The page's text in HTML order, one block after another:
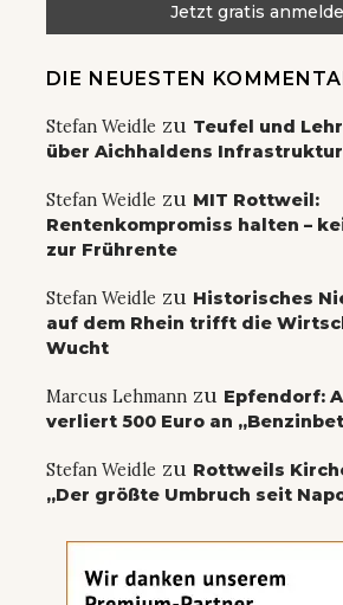
DIE NEUESTEN
Stefan Weidle zu Teufel und
über Aichhaldens Infrastruktur
Stefan Weidle zu MIT Rottweil:
Rentenkompromiss halten –
zur Frührente
Stefan Weidle zu Historisches
auf dem Rhein trifft die
Wucht
Marcus Lehmann zu Epfendorf:
verliert 500 Euro an
Stefan Weidle zu Rottweils
„Der größte Umbruch seit